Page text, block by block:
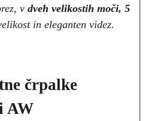
vdveh velikostih moči, 5
in eleganten videz.
črpalke
AW